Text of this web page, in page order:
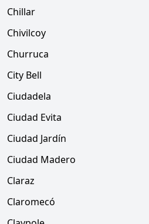
Chillar
Chivilcoy
Churruca
City Bell
Ciudadela
Ciudad Evita
Ciudad Jardín
Ciudad Madero
Claraz
Claromecó